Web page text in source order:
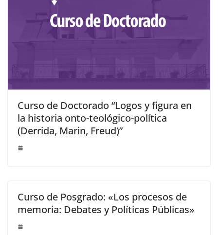
Curso de Doctorado “Logos y figura en
la historia onto-teológico-política
(Derrida, Marin, Freud)”
Curso de Posgrado: «Los procesos de
memoria: Debates y Políticas Públicas»